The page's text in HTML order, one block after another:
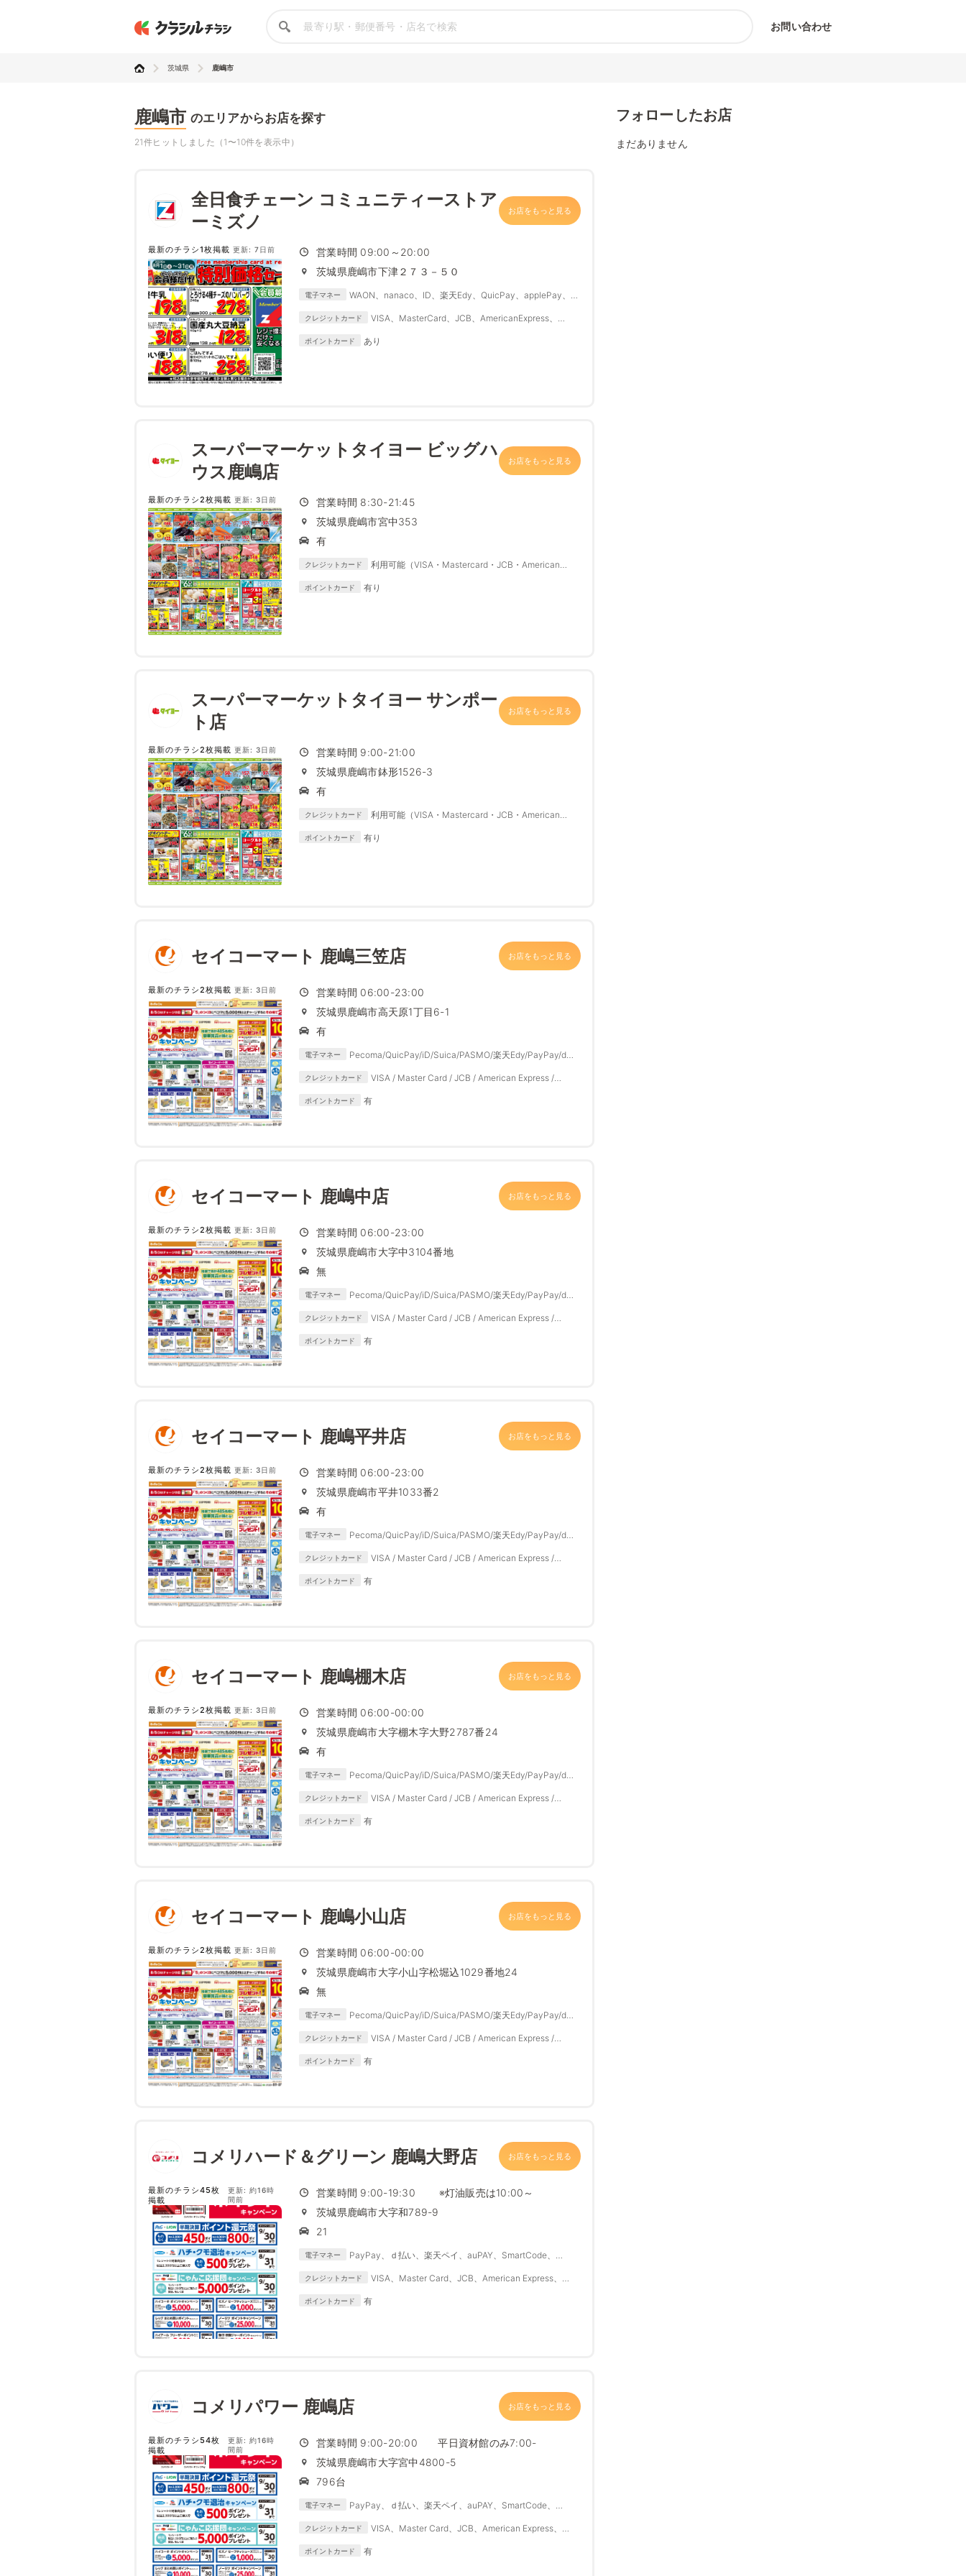
お問い合わせ
茨城県 鹿嶋市
鹿嶋市 のエリアからお店を探す
21件ヒットしました（1〜10件を表示中）
全日食チェーン コミュニティーストア
ーミズノ
お店をもっと見る
最新のチラシ1枚掲載 更新: 7日前
営業時間 09:00～20:00
茨城県鹿嶋市下津２７３－５０
電子マネー
WAON、nanaco、ID、楽天Edy、QuicPay、applePay、
クレジットカード
VISA、MasterCard、JCB、AmericanExpress、
ポイントカード あり
スーパーマーケットタイヨー ビッグハ
ウス鹿嶋店
お店をもっと見る
最新のチラシ2枚掲載 更新: 3日前
営業時間 8:30-21:45
茨城県鹿嶋市宮中353
有
クレジットカード
利用可能（VISA・Mastercard・JCB・American
ポイントカード 有り
スーパーマーケットタイヨー サンポー
ト店
お店をもっと見る
最新のチラシ2枚掲載 更新: 3日前
営業時間 9:00-21:00
茨城県鹿嶋市鉢形1526-3
有
クレジットカード
利用可能（VISA・Mastercard・JCB・American
ポイントカード 有り
セイコーマート 鹿嶋三笠店 お店をもっと見る
最新のチラシ2枚掲載 更新: 3日前
営業時間 06:00-23:00
茨城県鹿嶋市高天原1丁目6-1
有
電子マネー
Pecoma/QuicPay/iD/Suica/PASMO/楽天Edy/PayPay/d払
クレジットカード
VISA / Master Card / JCB / American Express /
ポイントカード 有
セイコーマート 鹿嶋中店 お店をもっと見る
最新のチラシ2枚掲載 更新: 3日前
営業時間 06:00-23:00
茨城県鹿嶋市大字中3104番地
無
電子マネー
Pecoma/QuicPay/iD/Suica/PASMO/楽天Edy/PayPay/d払
クレジットカード
VISA / Master Card / JCB / American Express /
ポイントカード 有
セイコーマート 鹿嶋平井店 お店をもっと見る
最新のチラシ2枚掲載 更新: 3日前
営業時間 06:00-23:00
茨城県鹿嶋市平井1033番2
有
電子マネー
Pecoma/QuicPay/iD/Suica/PASMO/楽天Edy/PayPay/d払
クレジットカード
VISA / Master Card / JCB / American Express /
ポイントカード 有
セイコーマート 鹿嶋棚木店 お店をもっと見る
最新のチラシ2枚掲載 更新: 3日前
営業時間 06:00-00:00
茨城県鹿嶋市大字棚木字大野2787番24
有
電子マネー
Pecoma/QuicPay/iD/Suica/PASMO/楽天Edy/PayPay/d払
クレジットカード
VISA / Master Card / JCB / American Express /
ポイントカード 有
セイコーマート 鹿嶋小山店 お店をもっと見る
最新のチラシ2枚掲載 更新: 3日前
営業時間 06:00-00:00
茨城県鹿嶋市大字小山字松堀込1029番地24
無
電子マネー
Pecoma/QuicPay/iD/Suica/PASMO/楽天Edy/PayPay/d払
クレジットカード
VISA / Master Card / JCB / American Express /
ポイントカード 有
コメリハード＆グリーン 鹿嶋大野店 お店をもっと見る
最新のチラシ45枚
掲載
更新: 約16時
間前
営業時間 9:00-19:30 ※灯油販売は10:00～
茨城県鹿嶋市大字和789-9
21
電子マネー
PayPay、ｄ払い、楽天ペイ、auPAY、SmartCode、
クレジットカード
VISA、Master Card、JCB、American Express、
ポイントカード 有
コメリパワー 鹿嶋店 お店をもっと見る
最新のチラシ54枚
掲載
更新: 約16時
間前
営業時間 9:00-20:00 平日資材館のみ7:00-
茨城県鹿嶋市大字宮中4800-5
796台
電子マネー
PayPay、ｄ払い、楽天ペイ、auPAY、SmartCode、
クレジットカード
VISA、Master Card、JCB、American Express、
ポイントカード 有
フォローしたお店
まだありません